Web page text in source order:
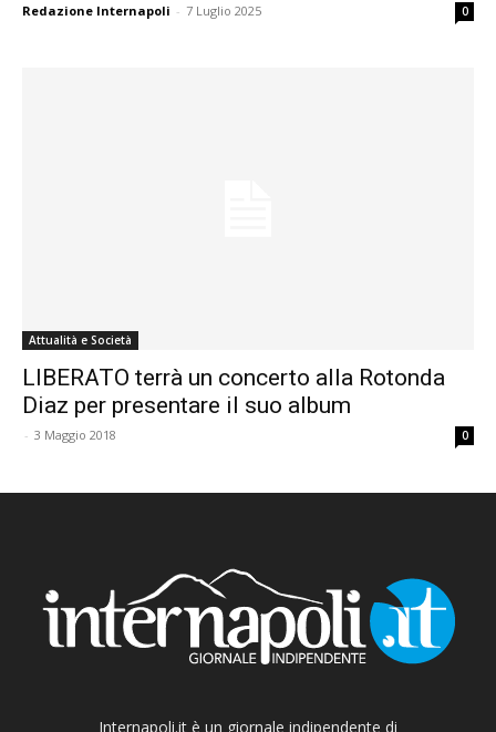
Redazione Internapoli - 7 Luglio 2025 0
Attualità e Società
LIBERATO terrà un concerto alla Rotonda
Diaz per presentare il suo album
- 3 Maggio 2018 0
Internapoli.it è un giornale indipendente di